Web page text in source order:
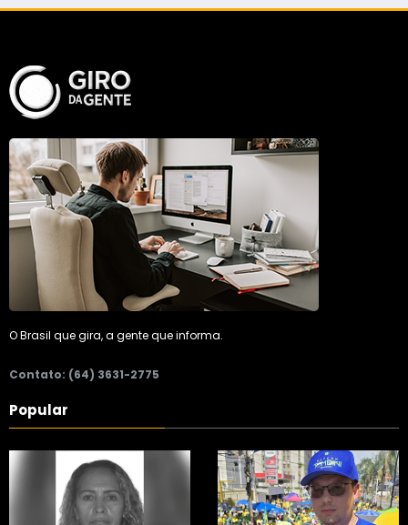
O Brasil que gira, a gente que informa.
Contato: (64) 3631-2775
Popular